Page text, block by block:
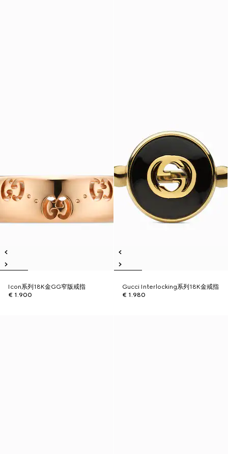
Icon系列18K金GG窄版戒指
€ 1.900
Gucci Interlocking系列18K金戒指
€ 1.980